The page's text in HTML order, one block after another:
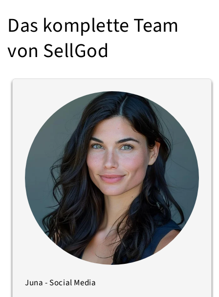
Das komplette Team
von SellGod
Juna - Social Media